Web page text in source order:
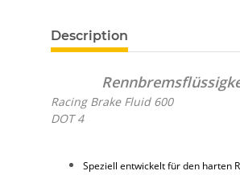
Description
Racing Brake Fluid 600
DOT 4
Speziell entwickelt für den harten